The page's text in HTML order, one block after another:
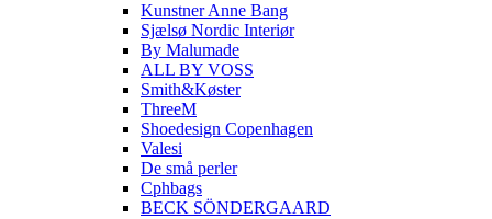
Kunstner Anne Bang
Sjælsø Nordic Interiør
By Malumade
ALL BY VOSS
Smith&Køster
ThreeM
Shoedesign Copenhagen
Valesi
De små perler
Cphbags
BECK SÖNDERGAARD